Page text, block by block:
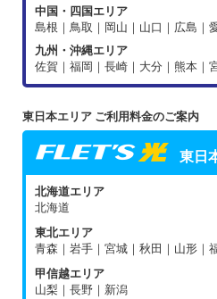
中国・四国エリア
島根｜鳥取｜岡山｜山口｜広島｜
九州・沖縄エリア
佐賀｜福岡｜長崎｜大分｜熊本｜
東日本エリア ご利用料金のご案内
東日
北海道エリア
北海道
東北エリア
青森｜岩手｜宮城｜秋田｜山形｜
甲信越エリア
山梨｜長野｜新潟